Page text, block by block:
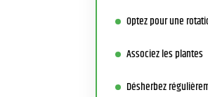
Optez pour une
Associez les plantes
Désherbez